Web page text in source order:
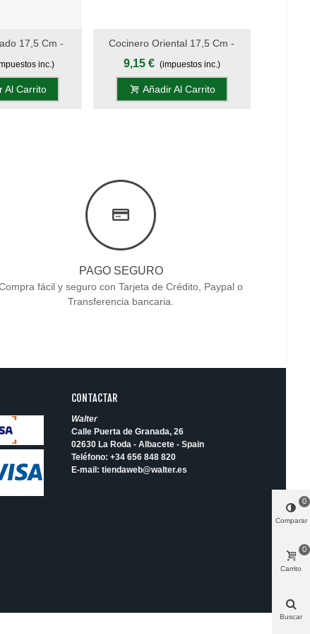
17,5 Cm -
Negro,
inc.)
Al Carrito
Add To Wishlist
Cocinero Oriental 17,5 Cm -
Mango Negro - S.Chiara, Display
9,15 € (impuestos inc.)
Añadir Al Carrito
PAGO SEGURO
fácil y seguro con Tarjeta de Crédito, Paypal o
Transferencia bancaria.
CONTACTAR
Walter
Calle Puerta de Granada, 26
02630 La Roda - Albacete - Spain
Teléfono:+34 656 848 820
E-mail:tiendaweb@walter.es
Comparar
0
Carrito
0
Buscar